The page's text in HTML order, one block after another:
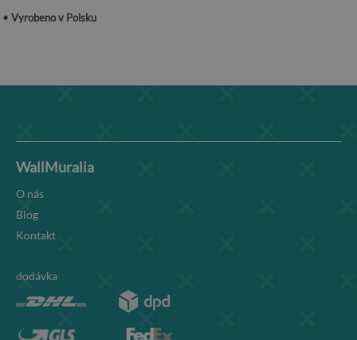
• Vyrobeno v Polsku
WallMuralia
O nás
Blog
Kontakt
dodávka